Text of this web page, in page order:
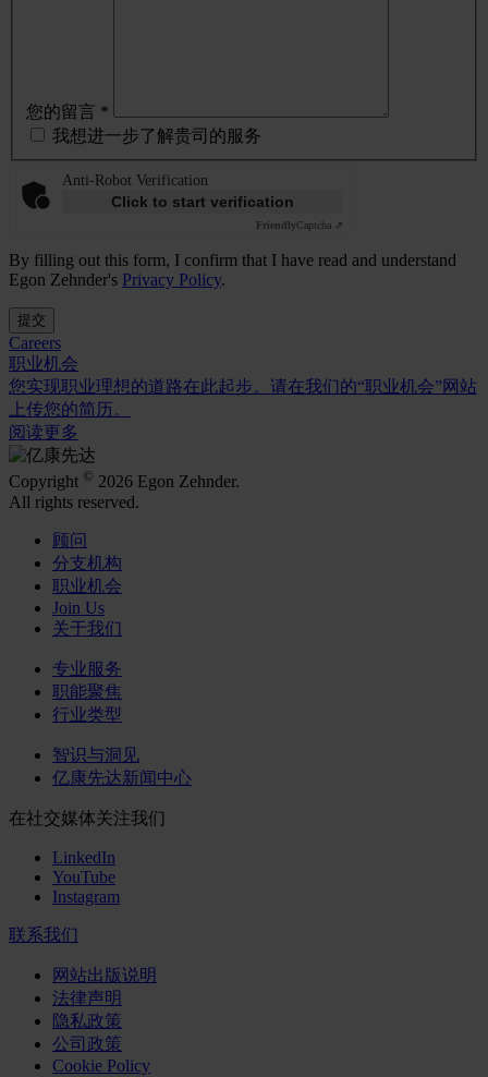
您的留言 *
我想进一步了解贵司的服务
Anti-Robot Verification
Click to start verification
FriendlyCaptcha ⇗
By filling out this form, I confirm that I have read and understand
Egon Zehnder's Privacy Policy.
提交
Careers
职业机会
您实现职业理想的道路在此起步。请在我们的“职业机会”网站
上传您的简历。
阅读更多
Copyright © 2026 Egon Zehnder.
All rights reserved.
顾问
分支机构
职业机会
Join Us
关于我们
专业服务
职能聚焦
行业类型
智识与洞见
亿康先达新闻中心
在社交媒体关注我们
LinkedIn
YouTube
Instagram
联系我们
网站出版说明
法律声明
隐私政策
公司政策
Cookie Policy